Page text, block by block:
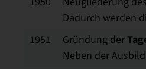
Dadurch werden
1951
Gründung der
Neben der